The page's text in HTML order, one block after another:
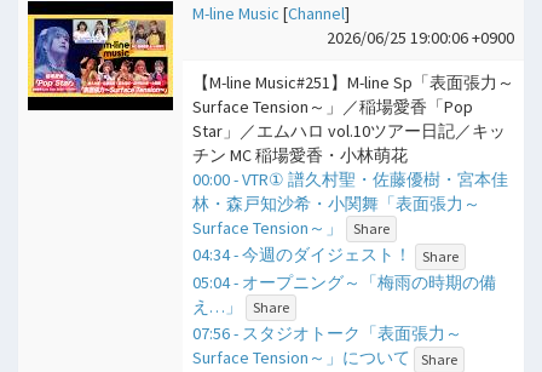
M-line Music [Channel]
2026/06/25 19:00:06 +0900
【M-line Music#251】M-line Sp「表面張力～
Surface Tension～」／稲場愛香「Pop
Star」／エムハロ vol.10ツアー日記／キッ
チン MC 稲場愛香・小林萌花
00:00 - VTR① 譜久村聖・佐藤優樹・宮本佳
林・森戸知沙希・小関舞「表面張力～
Surface Tension～」
Share
04:34 - 今週のダイジェスト！ Share
05:04 - オープニング～「梅雨の時期の備
え…」
Share
07:56 - スタジオトーク「表面張力～
Surface Tension～」について
Share